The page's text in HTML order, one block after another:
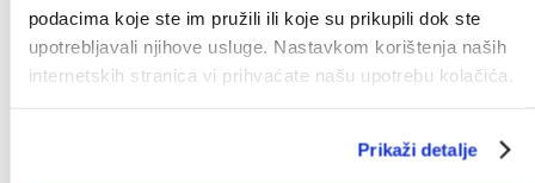
podacima koje ste im pružili ili koje su prikupili dok ste
upotrebljavali njihove usluge. Nastavkom korištenja naših
internetskih stranica vi prihvaćate našu upotrebu kolačića.
Prikaži detalje
Načelno, uvijek započinjemo postupak naplate potraživanja
izvansudskim putem. Nastojimo izbjeći potrebu intervencije
suda, budući je to u pravilu uvijek skuplja opcija.
Ako dužnik ne plati u određenom roku, po Vašoj uputi